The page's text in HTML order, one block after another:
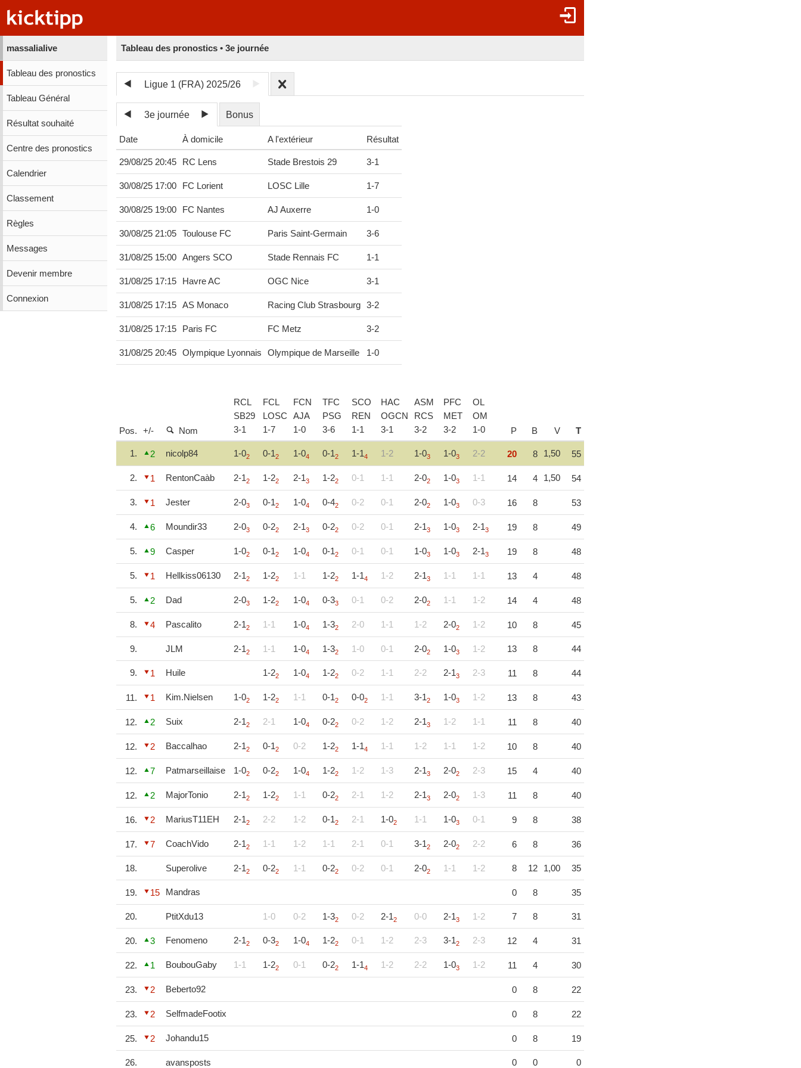
massalialive
Tableau des pronostics
Tableau Général
Résultat souhaité
Centre des pronostics
Calendrier
Classement
Règles
Messages
Devenir membre
Connexion
Tableau des pronostics • 3e journée
Ligue 1 (FRA) 2025/26
3e journée Bonus
Date À domicile A l'extérieur Résultat
29/08/25 20:45 RC Lens Stade Brestois 29 3-1
30/08/25 17:00 FC Lorient LOSC Lille 1-7
30/08/25 19:00 FC Nantes AJ Auxerre 1-0
30/08/25 21:05 Toulouse FC Paris Saint-Germain 3-6
31/08/25 15:00 Angers SCO Stade Rennais FC 1-1
31/08/25 17:15 Havre AC OGC Nice 3-1
31/08/25 17:15 AS Monaco Racing Club Strasbourg 3-2
31/08/25 17:15 Paris FC FC Metz 3-2
31/08/25 20:45 Olympique Lyonnais Olympique de Marseille 1-0
Pos. +/- Nom
RCL
SB29
3-1
FCL
LOSC
1-7
FCN
AJA
1-0
TFC
PSG
3-6
SCO
REN
1-1
HAC
OGCN
3-1
ASM
RCS
3-2
PFC
MET
3-2
OL
OM
1-0 P B V T
1. 2 nicolp84 1-02 0-12 1-04 0-12 1-14 1-2 1-03 1-03 2-2 20 8 1,50 55
2. 1 RentonCaàb 2-12 1-22 2-13 1-22 0-1 1-1 2-02 1-03 1-1 14 4 1,50 54
3. 1 Jester 2-03 0-12 1-04 0-42 0-2 0-1 2-02 1-03 0-3 16 8 53
4. 6 Moundir33 2-03 0-22 2-13 0-22 0-2 0-1 2-13 1-03 2-13 19 8 49
5. 9 Casper 1-02 0-12 1-04 0-12 0-1 0-1 1-03 1-03 2-13 19 8 48
5. 1 Hellkiss06130 2-12 1-22 1-1 1-22 1-14 1-2 2-13 1-1 1-1 13 4 48
5. 2 Dad 2-03 1-22 1-04 0-33 0-1 0-2 2-02 1-1 1-2 14 4 48
8. 4 Pascalito 2-12 1-1 1-04 1-32 2-0 1-1 1-2 2-02 1-2 10 8 45
9. JLM 2-12 1-1 1-04 1-32 1-0 0-1 2-02 1-03 1-2 13 8 44
9. 1 Huile 1-22 1-04 1-22 0-2 1-1 2-2 2-13 2-3 11 8 44
11. 1 Kim.Nielsen 1-02 1-22 1-1 0-12 0-02 1-1 3-12 1-03 1-2 13 8 43
12. 2 Suix 2-12 2-1 1-04 0-22 0-2 1-2 2-13 1-2 1-1 11 8 40
12. 2 Baccalhao 2-12 0-12 0-2 1-22 1-14 1-1 1-2 1-1 1-2 10 8 40
12. 7 Patmarseillaise 1-02 0-22 1-04 1-22 1-2 1-3 2-13 2-02 2-3 15 4 40
12. 2 MajorTonio 2-12 1-22 1-1 0-22 2-1 1-2 2-13 2-02 1-3 11 8 40
16. 2 MariusT11EH 2-12 2-2 1-2 0-12 2-1 1-02 1-1 1-03 0-1 9 8 38
17. 7 CoachVido 2-12 1-1 1-2 1-1 2-1 0-1 3-12 2-02 2-2 6 8 36
18. Superolive 2-12 0-22 1-1 0-22 0-2 0-1 2-02 1-1 1-2 8 12 1,00 35
19. 15 Mandras 0 8 35
20. PtitXdu13 1-0 0-2 1-32 0-2 2-12 0-0 2-13 1-2 7 8 31
20. 3 Fenomeno 2-12 0-32 1-04 1-22 0-1 1-2 2-3 3-12 2-3 12 4 31
22. 1 BoubouGaby 1-1 1-22 0-1 0-22 1-14 1-2 2-2 1-03 1-2 11 4 30
23. 2 Beberto92 0 8 22
23. 2 SelfmadeFootix 0 8 22
25. 2 Johandu15 0 8 19
26. avansposts 0 0 0